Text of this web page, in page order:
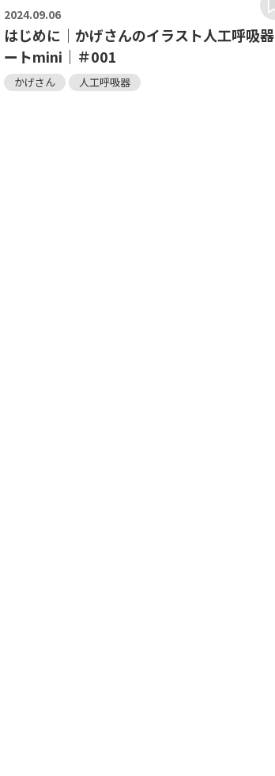
2024.09.06
はじめに｜かげさんのイラスト人工呼吸
ートmini｜＃001
かげさん 人工呼吸器